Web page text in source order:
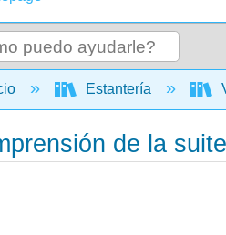
contraer jerarquía
Estantería
de la